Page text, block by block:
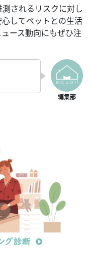
されるリスクに対し
してペットとの生活
ース動向にもぜひ注